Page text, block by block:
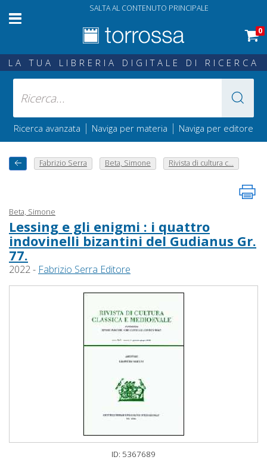
SALTA AL CONTENUTO PRINCIPALE
0
LA TUA LIBRERIA DIGITALE DI RICERCA
Ricerca avanzata | Naviga per materia | Naviga per editore
Fabrizio Serra Beta, Simone Rivista di cultura c...
Beta, Simone
Lessing e gli enigmi : i quattro
indovinelli bizantini del Gudianus Gr.
77.
2022 - Fabrizio Serra Editore
ID: 5367689